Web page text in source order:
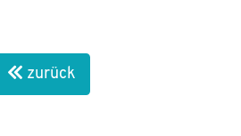
zurück